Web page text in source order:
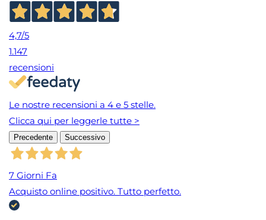
4,7/5
1.147
recensioni
Le nostre recensioni a 4 e 5 stelle.
Clicca qui per leggerle tutte >
Precedente Successivo
7 Giorni Fa
Acquisto online positivo. Tutto perfetto.